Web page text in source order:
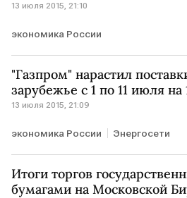
13 июля 2015, 21:10
экономика России
"Газпром" нарастил
зарубежье с 1 по 11 июля на
13 июля 2015, 21:09
экономика России Энергосети
Итоги торгов
бумагами на Московской